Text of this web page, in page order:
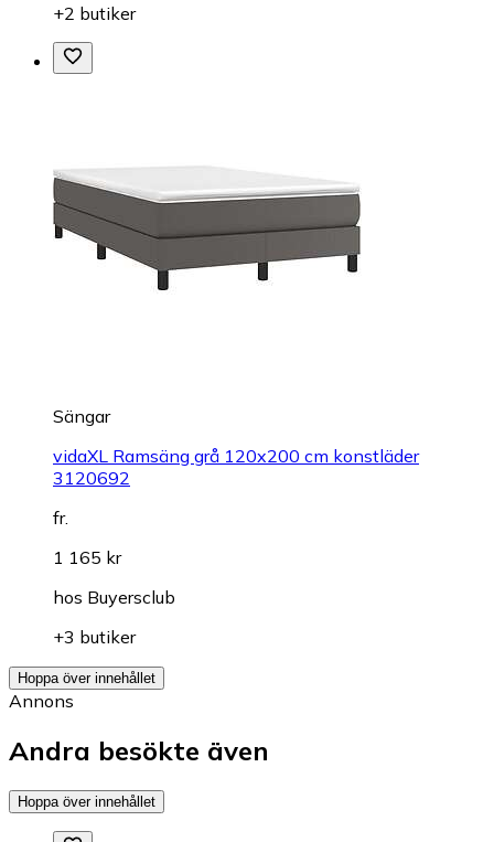
+2 butiker
Sängar
vidaXL Ramsäng grå 120x200 cm konstläder
3120692
fr.
1 165 kr
hos Buyersclub
+3 butiker
Hoppa över innehållet
Annons
Andra besökte även
Hoppa över innehållet